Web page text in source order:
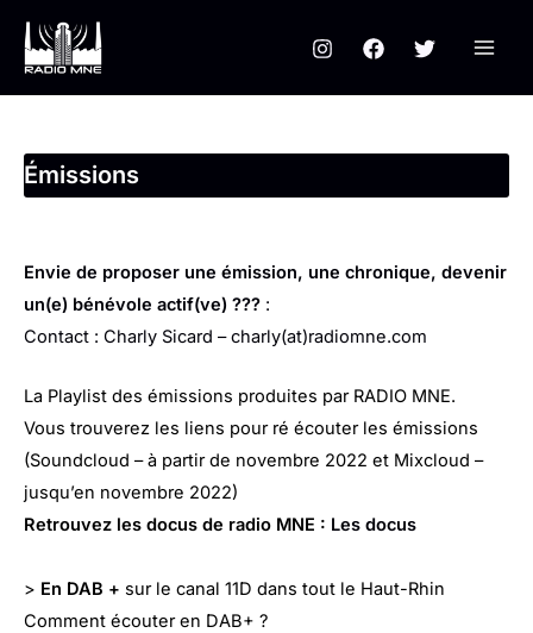
contenu
Émissions
Envie de proposer une émission, une chronique, devenir
un(e) bénévole actif(ve) ??? :
Contact : Charly Sicard – charly(at)radiomne.com
La Playlist des émissions produites par RADIO MNE.
Vous trouverez les liens pour ré écouter les émissions
(Soundcloud – à partir de novembre 2022 et Mixcloud –
jusqu’en novembre 2022)
Retrouvez les docus de radio MNE : Les docus
> En DAB + sur le canal 11D dans tout le Haut-Rhin
Comment écouter en DAB+ ?